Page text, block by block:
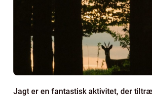
Jagt er en fantastisk aktivitet, der